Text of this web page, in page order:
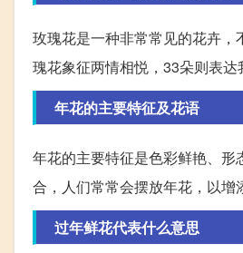
玫瑰花是一种非常常见的花卉
瑰花象征两情相悦，33朵则表达
年花的主要特征及花语
年花的主要特征是色彩鲜艳、
合，人们常常会摆放年花，以增
过年鲜花代表什么意思